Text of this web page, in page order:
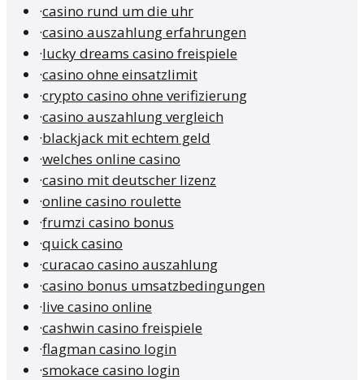
·casino rund um die uhr
·casino auszahlung erfahrungen
·lucky dreams casino freispiele
·casino ohne einsatzlimit
·crypto casino ohne verifizierung
·casino auszahlung vergleich
·blackjack mit echtem geld
·welches online casino
·casino mit deutscher lizenz
·online casino roulette
·frumzi casino bonus
·quick casino
·curacao casino auszahlung
·casino bonus umsatzbedingungen
·live casino online
·cashwin casino freispiele
·flagman casino login
·smokace casino login